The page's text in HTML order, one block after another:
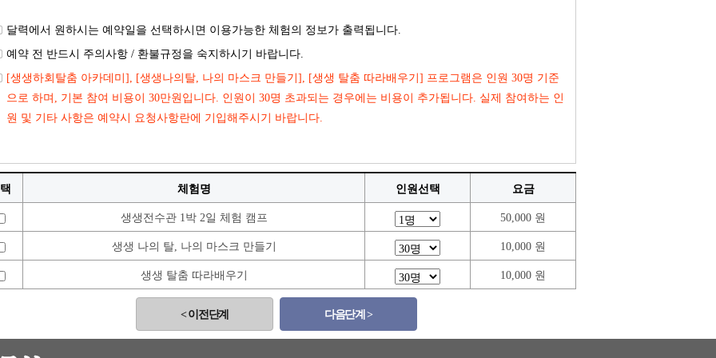
달력에서 원하시는 예약일을 선택하시면 이용가능한 체험의 정보가 출력됩니다.
예약 전 반드시 주의사항 / 환불규정을 숙지하시기 바랍니다.
[생생하회탈춤 아카데미], [생생나의탈, 나의 마스크 만들기], [생생 탈춤 따라배우기] 프로그램은 인원 30명 기준
으로 하며, 기본 참여 비용이 30만원입니다. 인원이 30명 초과되는 경우에는 비용이 추가됩니다. 실제 참여하는 인
원 및 기타 사항은 예약시 요청사항란에 기입해주시기 바랍니다.
체험명 인원선택 요금
생생전수관 1박 2일 체험 캠프 50,000 원
생생 나의 탈, 나의 마스크 만들기 10,000 원
생생 탈춤 따라배우기 10,000 원
< 이전단계 다음단계 >